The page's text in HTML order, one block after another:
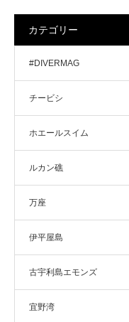
カテゴリー
#DIVERMAG
チービシ
ホエールスイム
ルカン礁
万座
伊平屋島
古宇利島エモンズ
宜野湾